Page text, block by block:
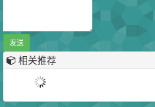
发送
相关推荐